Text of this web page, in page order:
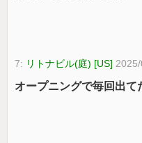
7: リトナビル(庭) [US]
オープニングで毎回出